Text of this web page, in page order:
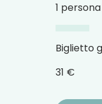
1 persona
Biglietto
31 €